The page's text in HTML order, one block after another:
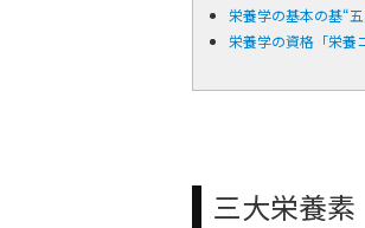
栄養学の基本の基“
栄養学の資格「栄養
三大栄養